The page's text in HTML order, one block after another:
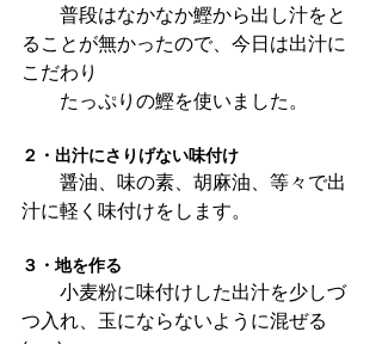
普段はなかなか鰹から出し汁をと
ることが無かったので、今日は出汁に
こだわり
たっぷりの鰹を使いました。
２・出汁にさりげない味付け
醤油、味の素、胡麻油、等々で出
汁に軽く味付けをします。
３・地を作る
小麦粉に味付けした出汁を少しづ
つ入れ、玉にならないように混ぜる